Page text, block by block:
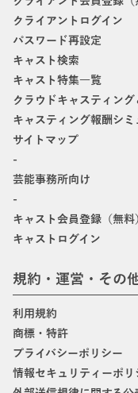
クライアントログイン
パスワード再設定
キャスト検索
キャスト特集一覧
クラウドキャスティング
キャスティング報酬シミ
サイトマップ
-
芸能事務所向け
-
キャスト会員登録（無料
キャストログイン
規約・運営・その
利用規約
商標・特許
プライバシーポリシー
情報セキュリティーポリ